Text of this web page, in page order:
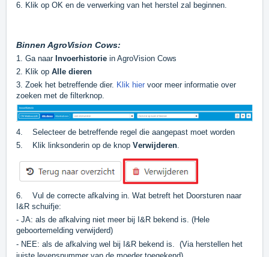
6. Klik op OK en de verwerking van het herstel zal beginnen.
Binnen AgroVision Cows:
1. Ga naar Invoerhistorie in AgroVision Cows
2. Klik op Alle dieren
3. Zoek het betreffende dier. Klik hier voor meer informatie over
zoeken met de filterknop.
4. Selecteer de betreffende regel die aangepast moet worden
5. Klik linksonderin op de knop Verwijderen
6. Vul de correcte afkalving in. Wat betreft het Doorsturen naar
I&R schuifje:
- JA: als de afkalving niet meer bij I&R bekend is. (Hele
geboortemelding verwijderd)
- NEE: als de afkalving wel bij I&R bekend is. (Via herstellen het